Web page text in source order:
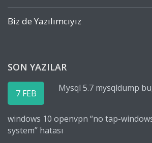
Biz de Yazılımcıyız
SON YAZILAR
7 FEB Mysql 5.7 mysqldump
windows 10 openvpn “no tap-
system” hatası